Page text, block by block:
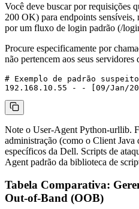
Você deve buscar por requisições
200 OK) para endpoints sensíveis,
por um fluxo de login padrão (/
Procure especificamente por
não pertencem aos seus servidores
# Exemplo de padrão
Note o User-Agent Python-urllib.
administração (como o Client
específicos da Dell. Scripts de
Agent padrão da biblioteca de
Tabela Comparativa:
Out-of-Band (OOB)